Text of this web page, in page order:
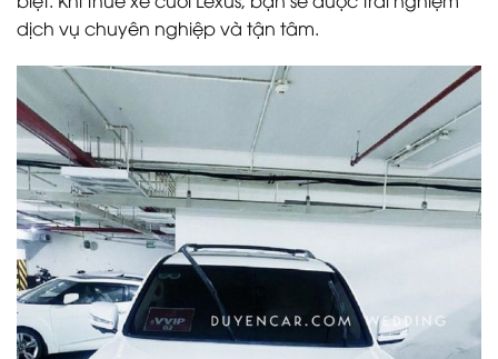
dịch vụ chuyên nghiệp và tận tâm.